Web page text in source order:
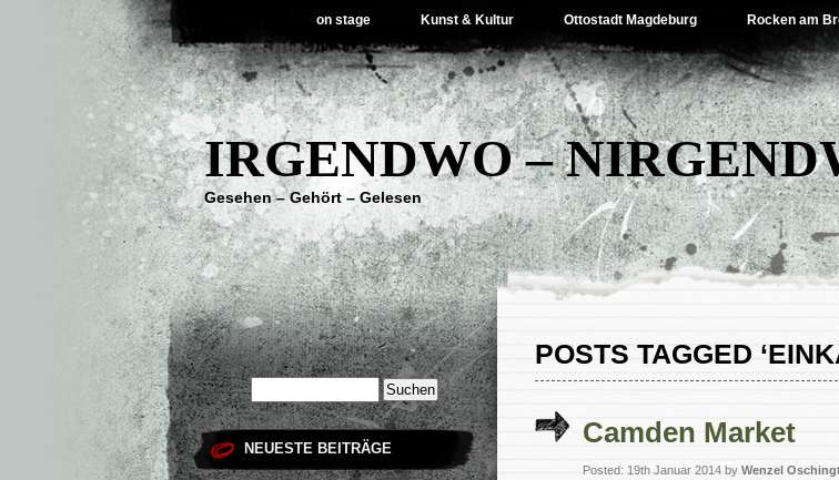
on stage Kunst & Kultur Ottostadt Magdeburg Rocken am
IRGENDWO –
Gesehen – Gehört – Gelesen
NEUESTE BEITRÄGE
POSTS TAGGED
Camden Market
Posted: 19th Januar 2014 by Wenzel